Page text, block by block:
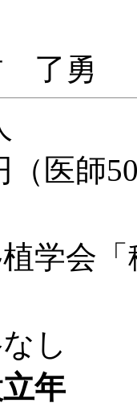
（医師
会「
し
年